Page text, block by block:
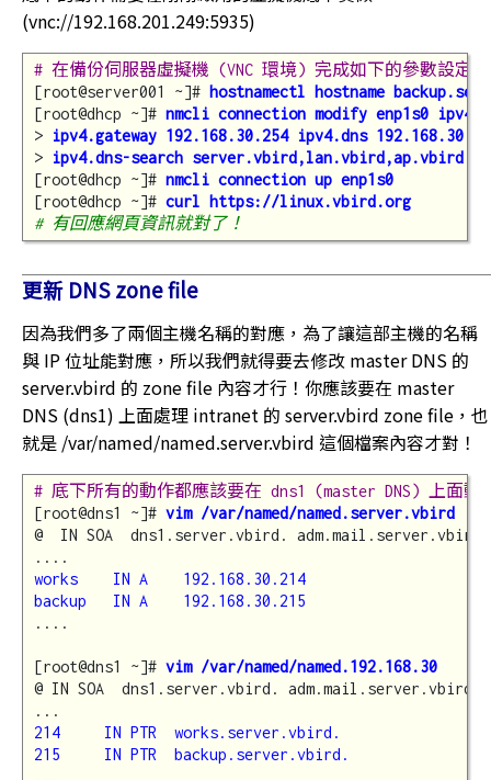
(vnc://192.168.201.249:5935)
# 在備份伺服器虛擬機 (VNC 環境) 完成如下的參數設定：
[root@server001 ~]# hostnamectl hostname
[root@dhcp ~]# nmcli connection modify enp1s0
> ipv4.gateway 192.168.30.254 ipv4.dns
> ipv4.dns-search server.vbird,lan.vbird,ap.vbird
[root@dhcp ~]# nmcli connection up enp1s0
[root@dhcp ~]# curl https://linux.vbird.org
# 有回應網頁資訊就對了！
更新 DNS zone file
因為我們多了兩個主機名稱的對應，為了讓這部主機的名稱
與 IP 位址能對應，所以我們就得要去修改 master DNS 的
server.vbird 的 zone file 內容才行！你應該要在 master
DNS (dns1) 上面處理 intranet 的 server.vbird zone file，也
就是 /var/named/named.server.vbird 這個檔案內容才對！
# 底下所有的動作都應該要在 dns1 (master DNS) 上面動
[root@dns1 ~]# vim /var/named/named.server.vbird
@  IN SOA  dns1.server.vbird.
works    IN A    192.168.30.214
backup   IN A    192.168.30.215
....
[root@dns1 ~]# vim /var/named/named.192.168.30
@ IN SOA  dns1.server.vbird.
214     IN PTR  works.server.vbird.
215     IN PTR  backup.server.vbird.
...